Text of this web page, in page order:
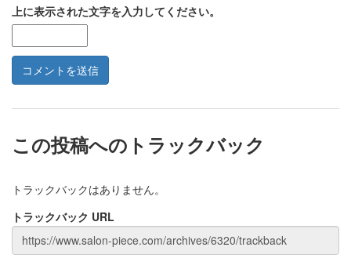
上に表示された文字を入力してください。
この投稿へのトラックバック
トラックバックはありません。
トラックバック URL